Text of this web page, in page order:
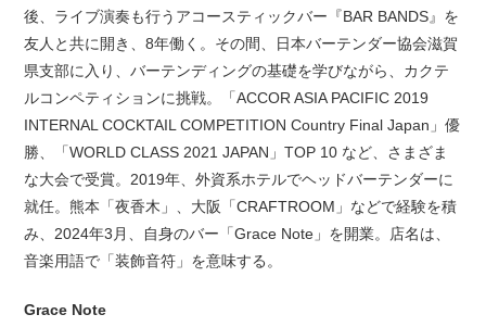
後、ライブ演奏も行うアコースティックバー『BAR BANDS』を
友人と共に開き、8年働く。その間、日本バーテンダー協会滋賀
県支部に入り、バーテンディングの基礎を学びながら、カクテ
ルコンペティションに挑戦。「ACCOR ASIA PACIFIC 2019
INTERNAL COCKTAIL COMPETITION Country Final Japan」優
勝、「WORLD CLASS 2021 JAPAN」TOP 10 など、さまざま
な大会で受賞。2019年、外資系ホテルでヘッドバーテンダーに
就任。熊本「夜香木」、大阪「CRAFTROOM」などで経験を積
み、2024年3月、自身のバー「Grace Note」を開業。店名は、
音楽用語で「装飾音符」を意味する。
Grace Note